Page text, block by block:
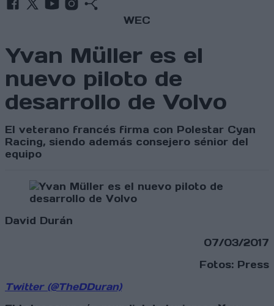
WEC
Yvan Müller es el
nuevo piloto de
desarrollo de Volvo
El veterano francés firma con Polestar Cyan
Racing, siendo además consejero sénior del
equipo
David Durán
07/03/2017
Fotos: Press
Twitter (@TheDDuran)